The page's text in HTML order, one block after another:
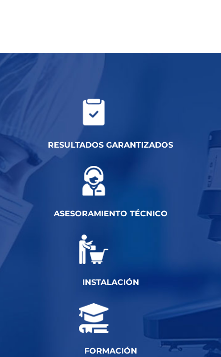
RESULTADOS GARANTIZADOS
ASESORAMIENTO TÉCNICO
INSTALACIÓN
FORMACIÓN